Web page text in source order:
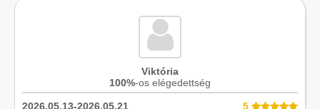
Viktória
100%-os elégedettség
2026.05.13-2026.05.21
5